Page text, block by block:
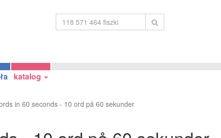
katalog
in 60 seconds - 10 ord på 60 sekunder